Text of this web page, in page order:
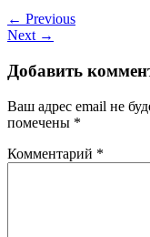
← Previous
Next →
Добавить
Ваш адрес email не
помечены *
Комментарий *